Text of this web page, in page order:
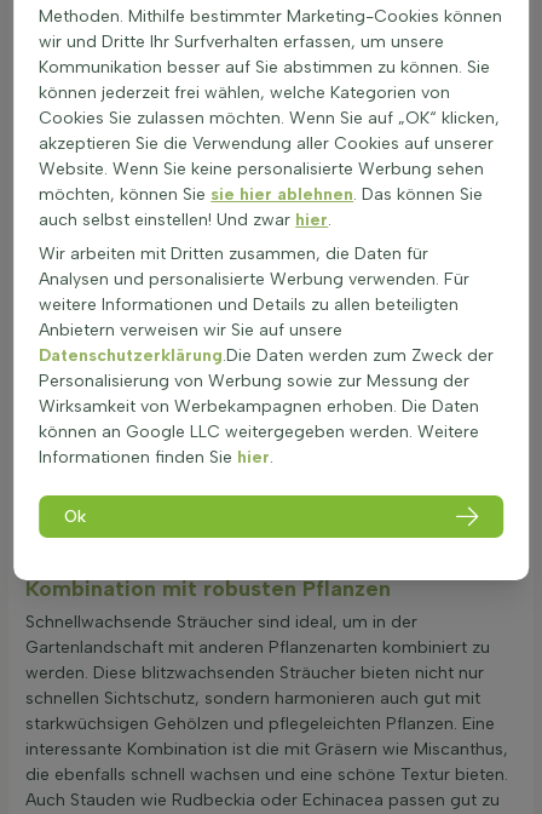
Schnellwachsende Sträucher sind ideal, um in kurzer Zeit
einen effektiven Sichtschutz im Garten zu schaffen. Diese
rasch wachsenden Buschpflanzen bieten nicht nur
Privatsphäre, sondern auch eine grüne Kulisse. Hier sind
einige Möglichkeiten, wie schnell wachsende Gartensträucher
im Garten eingesetzt werden können:
Hecken:Schnellwachsende Sträucher für Hecken sind
perfekt, um eine dichte Barriere zu bilden.
Gruppenpflanzung:Rasch wachsende Sträucher können
in Gruppen gepflanzt werden, um eine üppige und
lebendige Atmosphäre zu schaffen.
Solitär:Ein starkwüchsiges Gehölz als Solitärpflanze
kann als Blickfang im Garten dienen.
Randbepflanzung:Schnellwüchsige Ziersträucher eignen
sich hervorragend als Randbepflanzung entlang von
Wegen.
Sichtschutz:Sichtschutzsträucher mit schneller
Abdeckung bieten Schutz vor neugierigen Blicken.
Wer schnellwachsende Sträucher kaufen möchte, findet eine
Vielzahl an pflegeleichten schnellwachsenden Pflanzen, die
Kombination mit robusten Pflanzen
Schnellwachsende Sträucher sind ideal, um in der
Gartenlandschaft mit anderen Pflanzenarten kombiniert zu
werden. Diese blitzwachsenden Sträucher bieten nicht nur
schnellen Sichtschutz, sondern harmonieren auch gut mit
starkwüchsigen Gehölzen und pflegeleichten Pflanzen. Eine
interessante Kombination ist die mit Gräsern wie Miscanthus,
die ebenfalls schnell wachsen und eine schöne Textur bieten.
Auch Stauden wie Rudbeckia oder Echinacea passen gut zu
Methoden. Mithilfe bestimmter Marketing-Cookies können
wir und Dritte Ihr Surfverhalten erfassen, um unsere
Kommunikation besser auf Sie abstimmen zu können. Sie
können jederzeit frei wählen, welche Kategorien von
Cookies Sie zulassen möchten. Wenn Sie auf „OK“ klicken,
akzeptieren Sie die Verwendung aller Cookies auf unserer
Website. Wenn Sie keine personalisierte Werbung sehen
möchten, können Sie sie hier ablehnen. Das können Sie
auch selbst einstellen! Und zwar hier.
Wir arbeiten mit Dritten zusammen, die Daten für
Analysen und personalisierte Werbung verwenden. Für
weitere Informationen und Details zu allen beteiligten
Anbietern verweisen wir Sie auf unsere
Datenschutzerklärung.Die Daten werden zum Zweck der
Personalisierung von Werbung sowie zur Messung der
Wirksamkeit von Werbekampagnen erhoben. Die Daten
können an Google LLC weitergegeben werden. Weitere
Informationen finden Sie hier.
Ok